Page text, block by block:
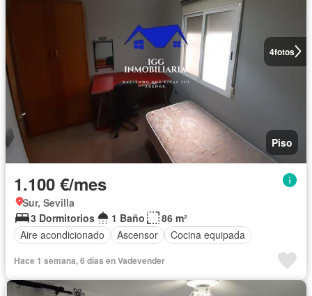
4fotos
Piso
1.100 €/mes
Sur, Sevilla
3 Dormitorios
1 Baño
86 m²
Aire acondicionado
Ascensor Cocina equipada
Hace 1 semana, 6 días en Vadevender